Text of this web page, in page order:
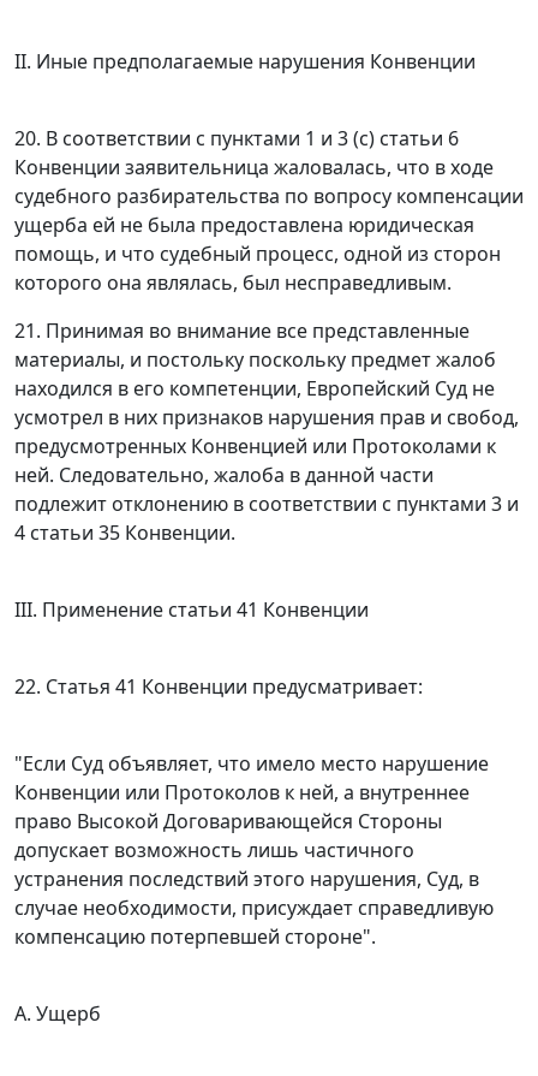
II. Иные предполагаемые нарушения Конвенции
20. В соответствии с пунктами 1 и 3 (с) статьи 6
Конвенции заявительница жаловалась, что в ходе
судебного разбирательства по вопросу компенсации
ущерба ей не была предоставлена юридическая
помощь, и что судебный процесс, одной из сторон
которого она являлась, был несправедливым.
21. Принимая во внимание все представленные
материалы, и постольку поскольку предмет жалоб
находился в его компетенции, Европейский Суд не
усмотрел в них признаков нарушения прав и свобод,
предусмотренных Конвенцией или Протоколами к
ней. Следовательно, жалоба в данной части
подлежит отклонению в соответствии с пунктами 3 и
4 статьи 35 Конвенции.
III. Применение статьи 41 Конвенции
22. Статья 41 Конвенции предусматривает:
"Если Суд объявляет, что имело место нарушение
Конвенции или Протоколов к ней, а внутреннее
право Высокой Договаривающейся Стороны
допускает возможность лишь частичного
устранения последствий этого нарушения, Суд, в
случае необходимости, присуждает справедливую
компенсацию потерпевшей стороне".
А. Ущерб